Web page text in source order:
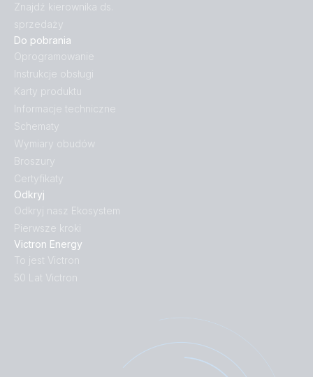
Odkryj
Odkryj nasz Ekosystem
Pierwsze kroki
Victron Energy
To jest Victron
50 Lat Victron
Do pobrania
Oprogramowanie
Instrukcje obsługi
Karty produktu
Informacje techniczne
Schematy
Wymiary obudów
Broszury
Certyfikaty
Znajdź kierownika ds.
sprzedaży